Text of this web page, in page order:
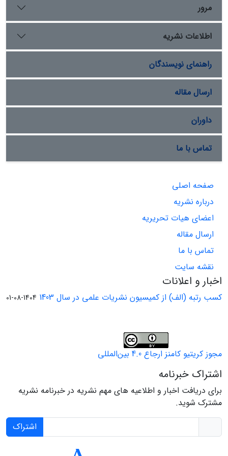
مرور
اطلاعات نشریه
راهنمای نویسندگان
ارسال مقاله
داوران
تماس با ما
صفحه اصلی
درباره نشریه
اعضای هیات تحریریه
ارسال مقاله
تماس با ما
نقشه سایت
اخبار و اعلانات
کسب رتبه (الف) از کمیسیون نشریات علمی در سال 1403 1404-08-01
مجوز کریتیو کامنز ارجاع 4.0 بین‌المللی
اشتراک خبرنامه
برای دریافت اخبار و اطلاعیه های مهم نشریه در خبرنامه نشریه
مشترک شوید.
اشتراک